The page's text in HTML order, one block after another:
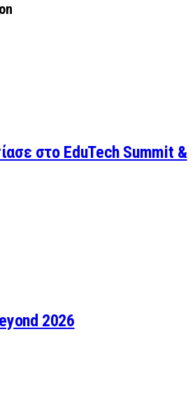
στο EduTech Summit &
2026